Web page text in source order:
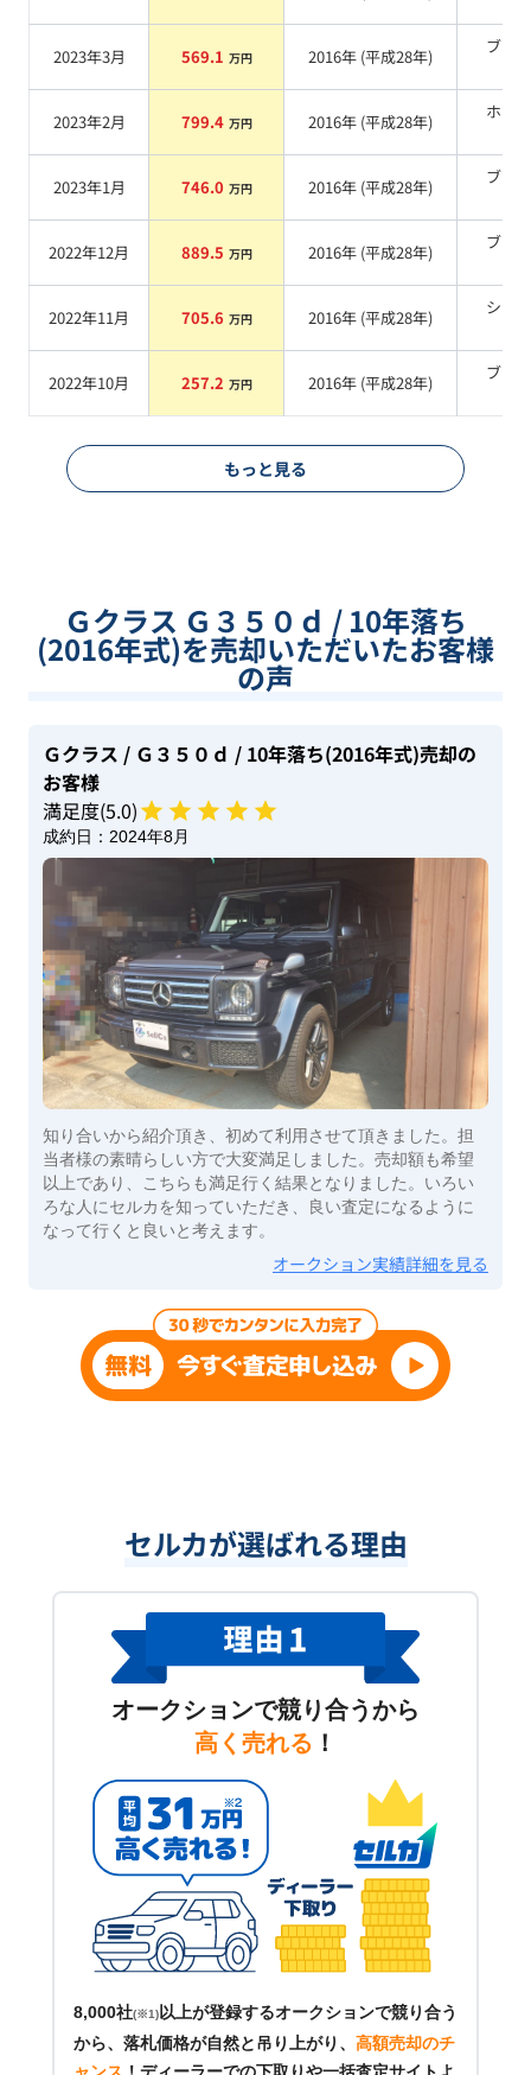
2023年3月 569.1 万円 2016年 (平成28年)
ブラ
2023年2月 799.4 万円 2016年 (平成28年)
ホワ
2023年1月 746.0 万円 2016年 (平成28年)
ブラ
2022年12月 889.5 万円 2016年 (平成28年)
ブラ
2022年11月 705.6 万円 2016年 (平成28年)
シル
2022年10月 257.2 万円 2016年 (平成28年)
ブラ
もっと見る
Ｇクラス Ｇ３５０ｄ / 10年落ち
(2016年式)を売却いただいたお客様
の声
Ｇクラス / Ｇ３５０ｄ / 10年落ち(2016年式)売却の
お客様
満足度(5.0)
成約日： 2024年8月
知り合いから紹介頂き、初めて利用させて頂きました。担
当者様の素晴らしい方で大変満足しました。売却額も希望
以上であり、こちらも満足行く結果となりました。いろい
ろな人にセルカを知っていただき、良い査定になるように
なって行くと良いと考えます。
オークション実績詳細を見る
セルカが選ばれる理由
オークションで競り合うから
高く売れる ！
8,000社(※1) 以上が登録するオークションで競り合う
から、落札価格が自然と吊り上がり、 高額売却のチ